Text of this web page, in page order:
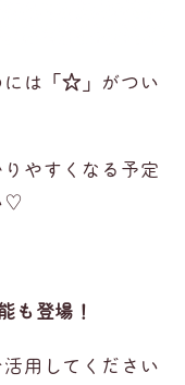
は「☆ 」がつい
やすくなる予定
♡
も登場！
用してください